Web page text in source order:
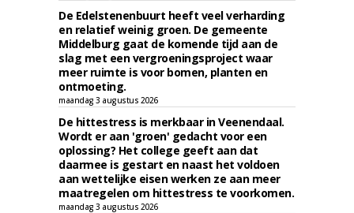
De Edelstenenbuurt heeft veel verharding
en relatief weinig groen. De gemeente
Middelburg gaat de komende tijd aan de
slag met een vergroeningsproject waar
meer ruimte is voor bomen, planten en
ontmoeting.
maandag 3 augustus 2026
De hittestress is merkbaar in Veenendaal.
Wordt er aan 'groen' gedacht voor een
oplossing? Het college geeft aan dat
daarmee is gestart en naast het voldoen
aan wettelijke eisen werken ze aan meer
maatregelen om hittestress te voorkomen.
maandag 3 augustus 2026